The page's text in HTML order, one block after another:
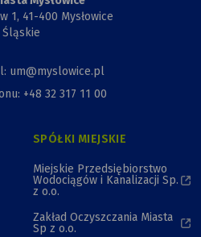
1, 41-400 Mysłowice
Śląskie
um@myslowice.pl
+48 32 317 11 00
SPÓŁKI MIEJSKIE
Miejskie Przedsiębiorstwo
Wodociągów i Kanalizacji Sp.
z o.o.
Zakład Oczyszczania Miasta
Sp z o.o.